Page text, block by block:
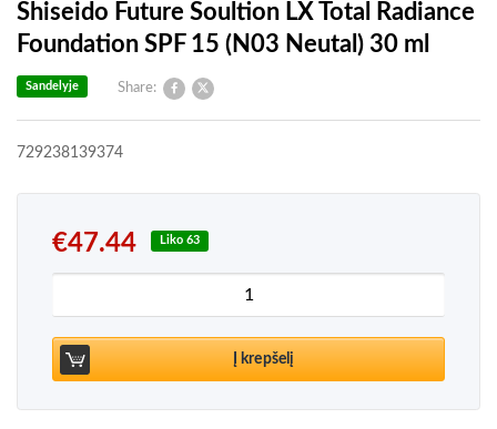
Shiseido Future Soultion LX Total Radiance
Foundation SPF 15 (N03 Neutal) 30 ml
Share:
Sandelyje
729238139374
€47.44 Liko 63
produkto kiekis: Shiseido Future Soultion LX
Į krepšelį